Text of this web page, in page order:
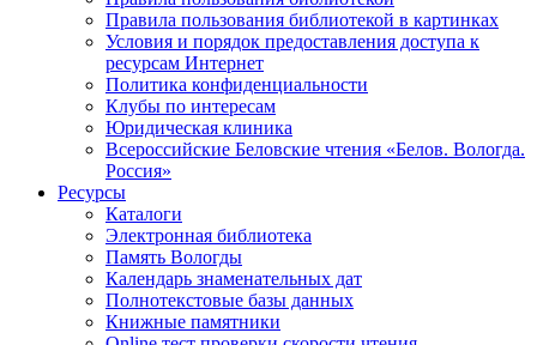
Правила пользования библиотекой в картинках
Условия и порядок предоставления доступа к
ресурсам Интернет
Политика конфиденциальности
Клубы по интересам
Юридическая клиника
Всероссийские Беловские чтения «Белов. Вологда.
Россия»
Ресурсы
Каталоги
Электронная библиотека
Память Вологды
Календарь знаменательных дат
Полнотекстовые базы данных
Книжные памятники